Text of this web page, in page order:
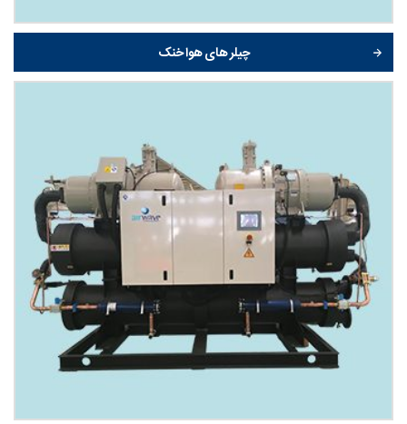
چیلر های هوا خنک